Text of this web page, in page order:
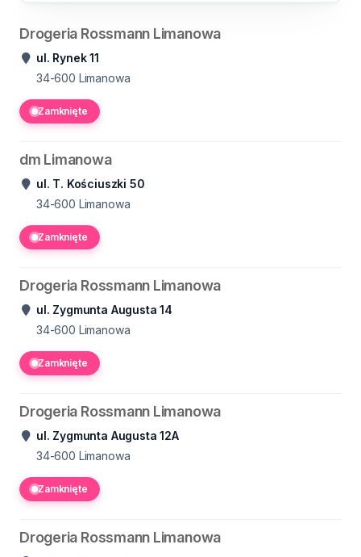
Drogeria Rossmann Limanowa
ul. Rynek 11
34-600 Limanowa
Zamknięte
dm Limanowa
ul. T. Kościuszki 50
34-600 Limanowa
Zamknięte
Drogeria Rossmann Limanowa
ul. Zygmunta Augusta 14
34-600 Limanowa
Zamknięte
Drogeria Rossmann Limanowa
ul. Zygmunta Augusta 12A
34-600 Limanowa
Zamknięte
Drogeria Rossmann Limanowa